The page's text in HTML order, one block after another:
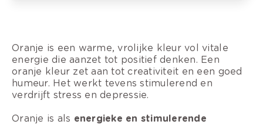
Oranje is een warme, vrolijke kleur vol vitale
energie die aanzet tot positief denken. Een
oranje kleur zet aan tot creativiteit en een goed
humeur. Het werkt tevens stimulerend en
verdrijft stress en depressie.
Oranje is als energieke en stimulerende